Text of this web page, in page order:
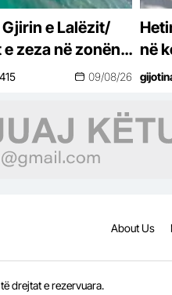
e Lalëzit/
zeza në zonën
09/08/26
në
About Us
drejtat e rezervuara.